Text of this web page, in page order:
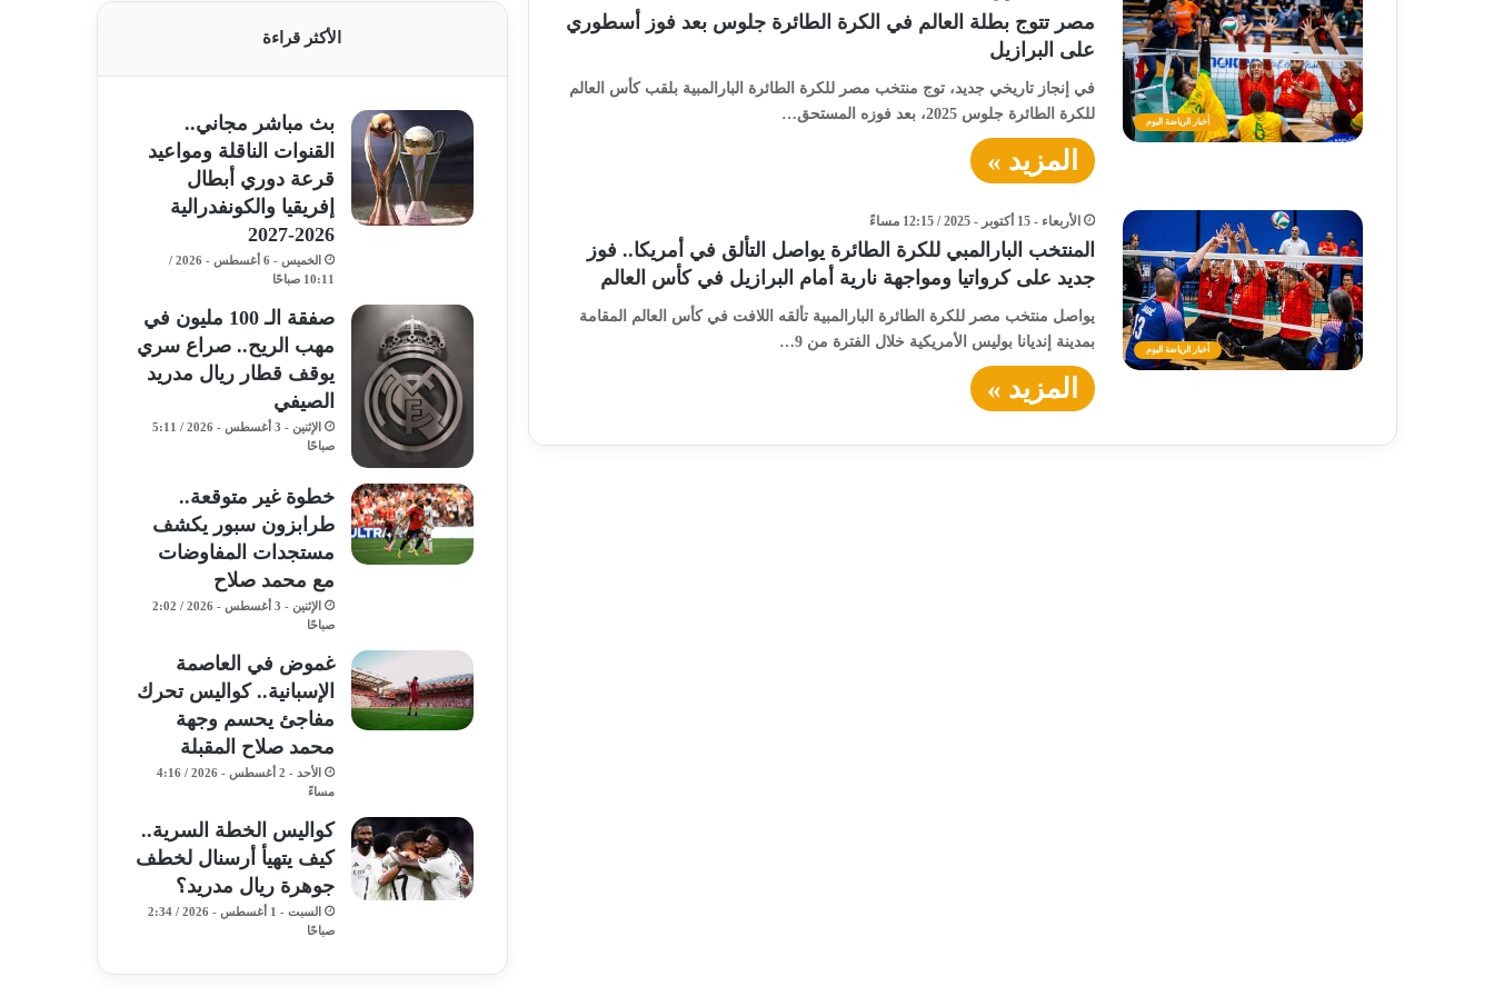
أخبار الرياضة اليوم
مصر تتوج بطلة العالم في الكرة الطائرة جلوس بعد فوز أسطوري
على البرازيل
في إنجاز تاريخي جديد، توج منتخب مصر للكرة الطائرة البارالمبية بلقب كأس العالم
للكرة الطائرة جلوس 2025، بعد فوزه المستحق…
المزيد »
أخبار الرياضة اليوم
الأربعاء - 15 أكتوبر - 2025 / 12:15 مساءً
المنتخب البارالمبي للكرة الطائرة يواصل التألق في أمريكا.. فوز
جديد على كرواتيا ومواجهة نارية أمام البرازيل في كأس العالم
يواصل منتخب مصر للكرة الطائرة البارالمبية تألقه اللافت في كأس العالم المقامة
بمدينة إنديانا بوليس الأمريكية خلال الفترة من 9…
المزيد »
الأكثر قراءة
بث مباشر مجاني..
القنوات الناقلة ومواعيد
قرعة دوري أبطال
إفريقيا والكونفدرالية
2026-2027
الخميس - 6 أغسطس - 2026 /
10:11 صباحًا
صفقة الـ 100 مليون في
مهب الريح.. صراع سري
يوقف قطار ريال مدريد
الصيفي
الإثنين - 3 أغسطس - 2026 / 5:11
صباحًا
خطوة غير متوقعة..
طرابزون سبور يكشف
مستجدات المفاوضات
مع محمد صلاح
الإثنين - 3 أغسطس - 2026 / 2:02
صباحًا
غموض في العاصمة
الإسبانية.. كواليس تحرك
مفاجئ يحسم وجهة
محمد صلاح المقبلة
الأحد - 2 أغسطس - 2026 / 4:16
مساءً
كواليس الخطة السرية..
كيف يتهيأ أرسنال لخطف
جوهرة ريال مدريد؟
السبت - 1 أغسطس - 2026 / 2:34
صباحًا